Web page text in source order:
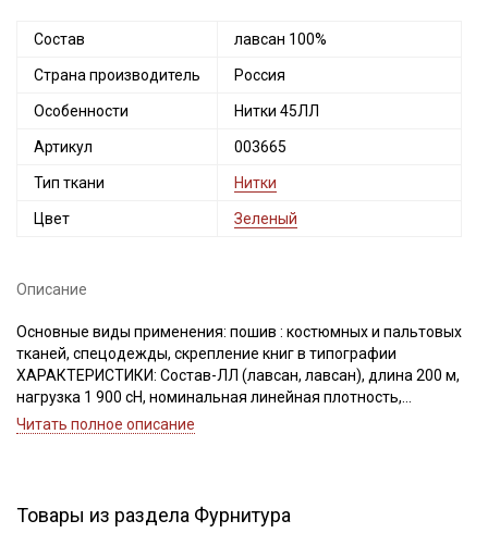
Состав лавсан 100%
Страна производитель Россия
Особенности Нитки 45ЛЛ
Артикул 003665
Тип ткани Нитки
Цвет Зеленый
Описание
Основные виды применения: пошив : костюмных и пальтовых
тканей, спецодежды, скрепление книг в типографии
ХАРАКТЕРИСТИКИ: Состав-ЛЛ (лавсан, лавсан), длина 200 м,
нагрузка 1 900 сН, номинальная линейная плотность,
Текс(структура)- 43,5 (21Текс*2)
Читать полное описание
Товары из раздела Фурнитура
Секретная рассылка от Купава
Мы публикуем здесь дополнительные
промокоды и скидки до 30% на узкие
категории тканей
Электронная почта
Ознакомлен(а) с Политикой обработки персональных
данныхи даю Согласие на обработку персональных
данных
ДаюСогласие на получение рекламных и